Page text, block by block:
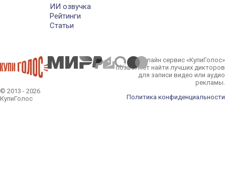
ИИ озвучка
Рейтинги
Статьи
© 2013 - 2026
КупиГолос
Онлайн сервис «КупиГолос»
позволяет найти лучших дикторов
для записи видео или аудио
рекламы.
Политика конфиденциальности